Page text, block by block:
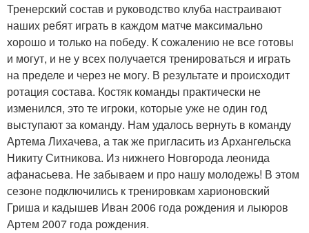
Тренерский состав и руководство клуба настраивают
наших ребят играть в каждом матче максимально
хорошо и только на победу. К сожалению не все готовы
и могут, и не у всех получается тренироваться и играть
на пределе и через не могу. В результате и происходит
ротация состава. Костяк команды практически не
изменился, это те игроки, которые уже не один год
выступают за команду. Нам удалось вернуть в команду
Артема Лихачева, а так же пригласить из Архангельска
Никиту Ситникова. Из нижнего Новгорода леонида
афанасьева. Не забываем и про нашу молодежь! В этом
сезоне подключились к тренировкам харионовский
Гриша и кадышев Иван 2006 года рождения и лыюров
Артем 2007 года рождения.